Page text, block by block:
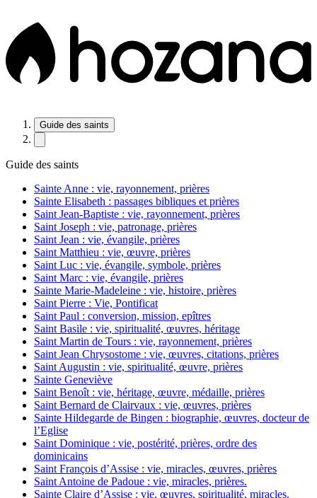
Guide des saints
Guide des saints
Sainte Anne : vie, rayonnement, prières
Sainte Elisabeth : passages bibliques et prières
Saint Jean-Baptiste : vie, rayonnement, prières
Saint Joseph : vie, patronage, prières
Saint Jean : vie, évangile, prières
Saint Matthieu : vie, œuvre, prières
Saint Luc : vie, évangile, symbole, prières
Saint Marc : vie, évangile, prières
Sainte Marie-Madeleine : vie, histoire, prières
Saint Pierre : Vie, Pontificat
Saint Paul : conversion, mission, epîtres
Saint Basile : vie, spiritualité, œuvres, héritage
Saint Martin de Tours : vie, rayonnement, prières
Saint Jean Chrysostome : vie, œuvres, citations, prières
Saint Augustin : vie, spiritualité, œuvre, prières
Sainte Geneviève
Saint Benoît : vie, héritage, œuvre, médaille, prières
Saint Bernard de Clairvaux : vie, œuvres, prières
Sainte Hildegarde de Bingen : biographie, œuvres, docteur de
l’Eglise
Saint Dominique : vie, postérité, prières, ordre des
dominicains
Saint François d’Assise : vie, miracles, œuvres, prières
Saint Antoine de Padoue : vie, miracles, prières.
Sainte Claire d’Assise : vie, œuvres, spiritualité, miracles.